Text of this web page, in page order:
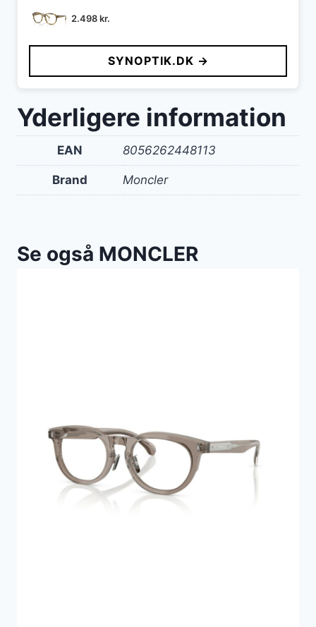
2.498kr.
SYNOPTIK.DK →
Yderligere information
EAN 8056262448113
Brand Moncler
Se også MONCLER